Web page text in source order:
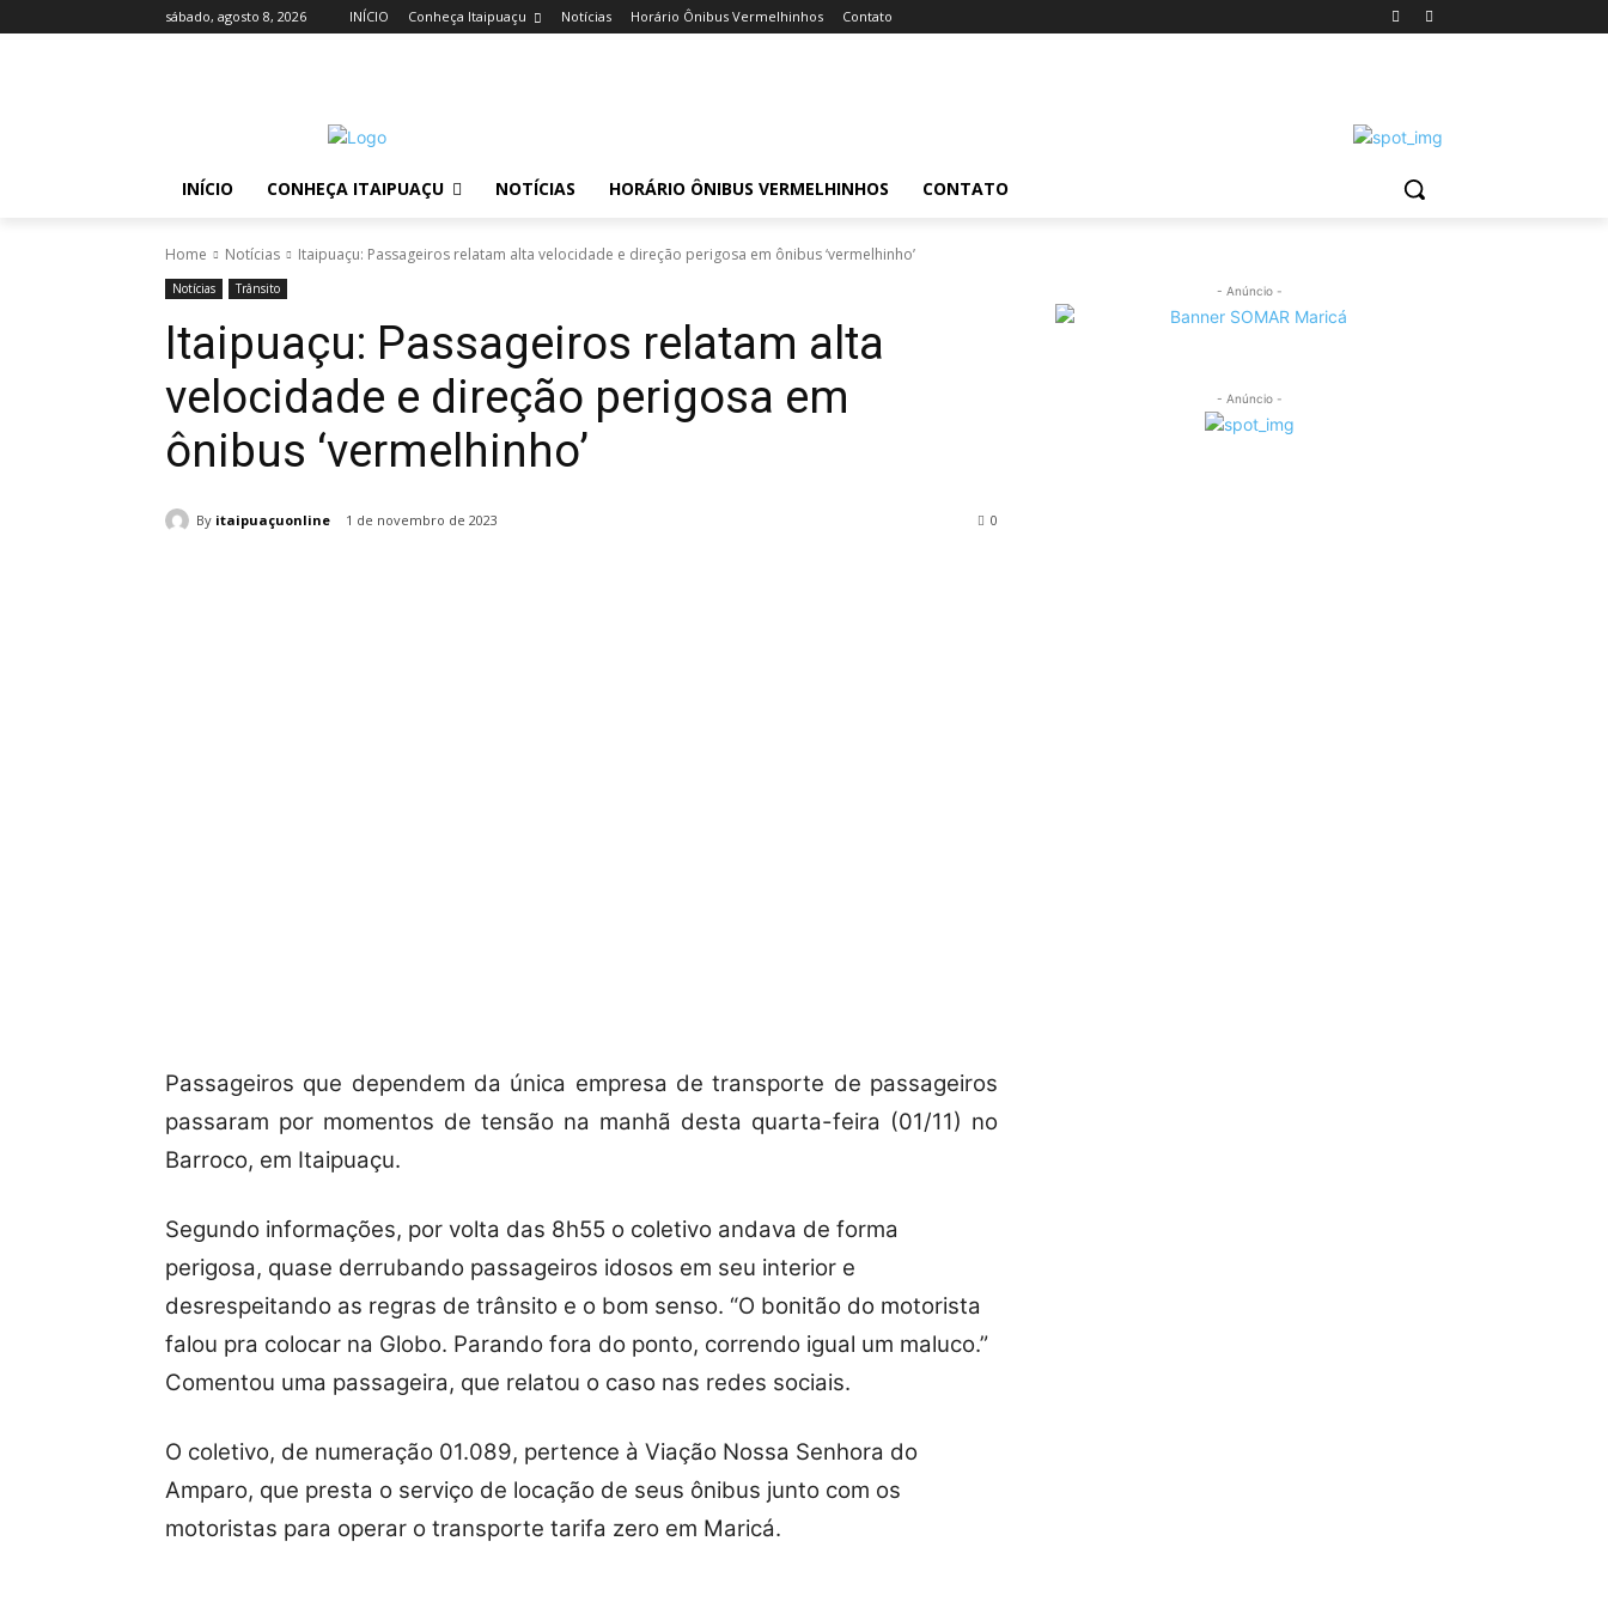
sábado, agosto 8, 2026 INÍCIO Conheça Itaipuaçu Notícias Horário Ônibus Vermelhinhos Contato
INÍCIO CONHEÇA ITAIPUAÇU NOTÍCIAS HORÁRIO ÔNIBUS VERMELHINHOS CONTATO
Home Notícias Itaipuaçu: Passageiros relatam alta velocidade e direção perigosa em ônibus ‘vermelhinho’
Notícias Trânsito
Itaipuaçu: Passageiros relatam alta
velocidade e direção perigosa em
ônibus ‘vermelhinho’
By itaipuaçuonline 1 de novembro de 2023 0
Passageiros que dependem da única empresa de transporte de passageiros
passaram por momentos de tensão na manhã desta quarta-feira (01/11) no
Barroco, em Itaipuaçu.
Segundo informações, por volta das 8h55 o coletivo andava de forma
perigosa, quase derrubando passageiros idosos em seu interior e
desrespeitando as regras de trânsito e o bom senso. “O bonitão do motorista
falou pra colocar na Globo. Parando fora do ponto, correndo igual um maluco.”
Comentou uma passageira, que relatou o caso nas redes sociais.
O coletivo, de numeração 01.089, pertence à Viação Nossa Senhora do
Amparo, que presta o serviço de locação de seus ônibus junto com os
motoristas para operar o transporte tarifa zero em Maricá.
- Anúncio -
- Anúncio -